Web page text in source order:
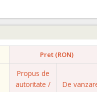
Pret (RON)
Propus de
autoritate /
De